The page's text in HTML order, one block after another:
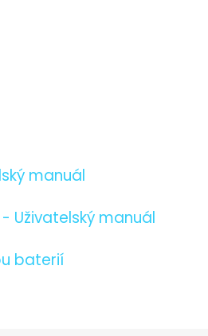
manuál
Uživatelský manuál
baterií